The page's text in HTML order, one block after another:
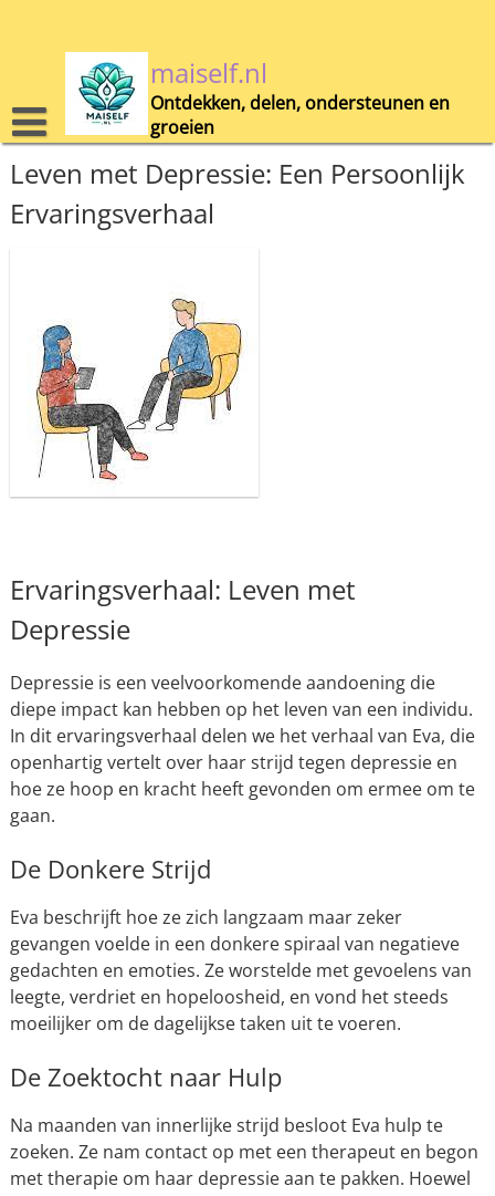
maiself.nl
Ontdekken, delen, ondersteunen en
groeien
Leven met Depressie: Een Persoonlijk
Ervaringsverhaal
Ervaringsverhaal: Leven met
Depressie
Depressie is een veelvoorkomende aandoening die
diepe impact kan hebben op het leven van een individu.
In dit ervaringsverhaal delen we het verhaal van Eva, die
openhartig vertelt over haar strijd tegen depressie en
hoe ze hoop en kracht heeft gevonden om ermee om te
gaan.
De Donkere Strijd
Eva beschrijft hoe ze zich langzaam maar zeker
gevangen voelde in een donkere spiraal van negatieve
gedachten en emoties. Ze worstelde met gevoelens van
leegte, verdriet en hopeloosheid, en vond het steeds
moeilijker om de dagelijkse taken uit te voeren.
De Zoektocht naar Hulp
Na maanden van innerlijke strijd besloot Eva hulp te
zoeken. Ze nam contact op met een therapeut en begon
met therapie om haar depressie aan te pakken. Hoewel